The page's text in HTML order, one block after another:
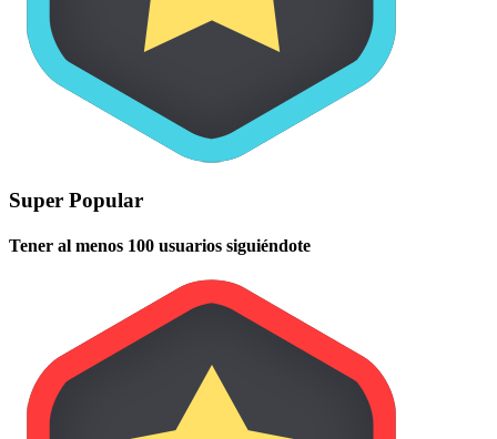
Super Popular
Tener al menos 100 usuarios siguiéndote